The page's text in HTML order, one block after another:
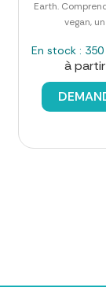
Earth.
vegan,
En stock :
à